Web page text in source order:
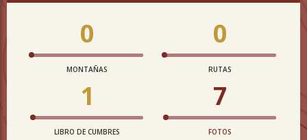
0
MONTAÑAS
0
RUTAS
1
LIBRO DE CUMBRES
7
FOTOS